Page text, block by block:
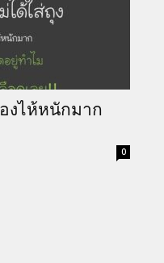
งไห้หนักมาก
0